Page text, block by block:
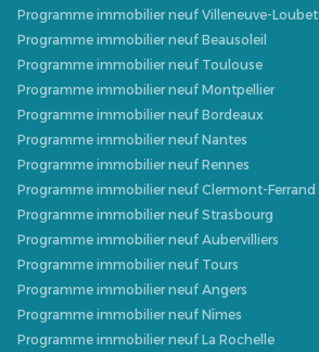
Programme immobilier neuf Villeneuve-Loubet
Programme immobilier neuf Beausoleil
Programme immobilier neuf Toulouse
Programme immobilier neuf Montpellier
Programme immobilier neuf Bordeaux
Programme immobilier neuf Nantes
Programme immobilier neuf Rennes
Programme immobilier neuf Clermont-Ferrand
Programme immobilier neuf Strasbourg
Programme immobilier neuf Aubervilliers
Programme immobilier neuf Tours
Programme immobilier neuf Angers
Programme immobilier neuf Nîmes
Programme immobilier neuf La Rochelle